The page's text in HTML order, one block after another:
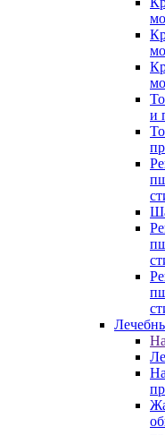
и